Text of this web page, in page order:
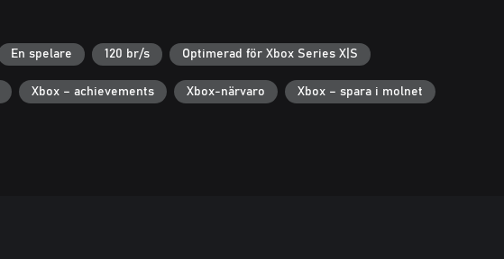
En spelare 120 br/s Optimerad för Xbox Series X|S
Xbox – achievements Xbox-närvaro Xbox – spara i molnet